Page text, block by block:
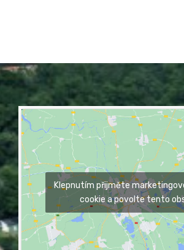
Klepnutím přijměte
cookie a povolte tento